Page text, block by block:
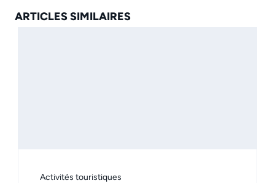
ARTICLES SIMILAIRES
Activités touristiques